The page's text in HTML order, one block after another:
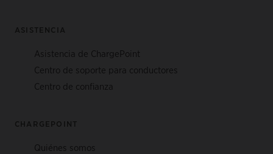
ASISTENCIA
Asistencia de ChargePoint
Centro de soporte para conductores
Centro de confianza
CHARGEPOINT
Quiénes somos